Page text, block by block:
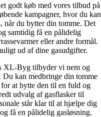
godt køb med vores tilbud på
kampagner, hvor du kan
når du bytter din tomme. Det
samtidig få en pålidelig
eller andre formål.
ud af dine gasudgifter.
XL-Byg tilbyder vi nem og
kan medbringe din tomme
at bytte den til en fuld og
udvalg af gasflasker til
står klar til at hjælpe dig
få en pålidelig gasløsning.